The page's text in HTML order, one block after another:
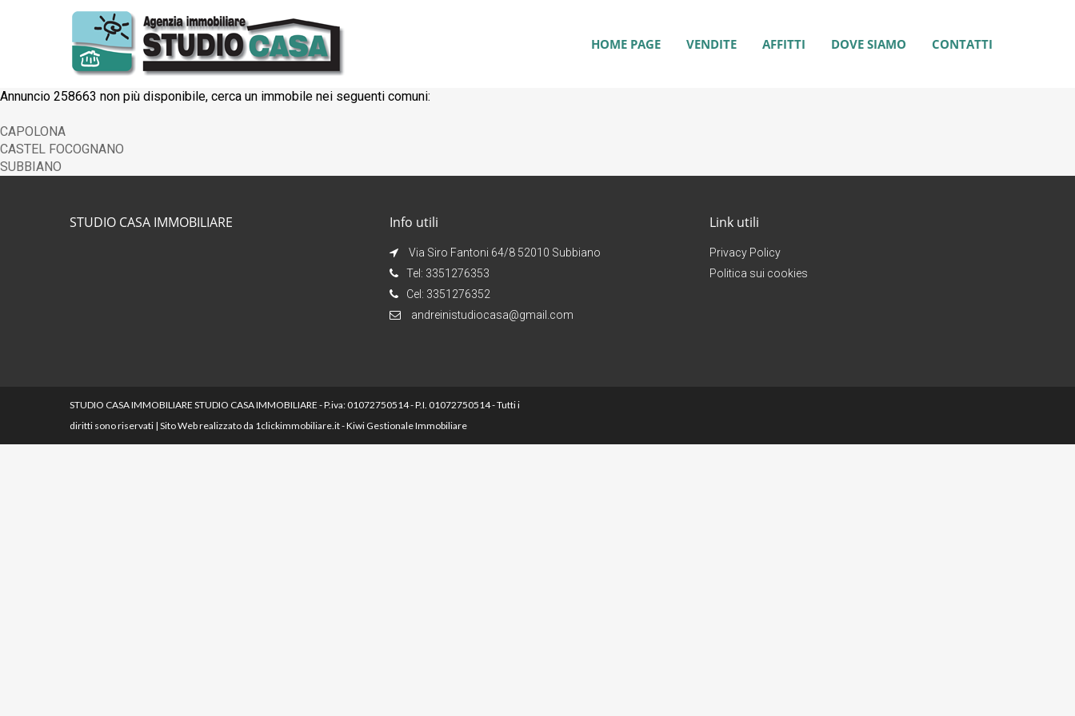
HOME PAGE VENDITE AFFITTI DOVE SIAMO CONTATTI
Annuncio 258663 non più disponibile, cerca un immobile nei seguenti comuni:
CAPOLONA
CASTEL FOCOGNANO
SUBBIANO
STUDIO CASA IMMOBILIARE Info utili
Via Siro Fantoni 64/8 52010 Subbiano
Tel: 3351276353
Cel: 3351276352
andreinistudiocasa@gmail.com
Link utili
Privacy Policy
Politica sui cookies
STUDIO CASA IMMOBILIARE STUDIO CASA IMMOBILIARE - P.iva: 01072750514 - P.I. 01072750514 - Tutti i
diritti sono riservati | Sito Web realizzato da 1clickimmobiliare.it-Kiwi Gestionale Immobiliare